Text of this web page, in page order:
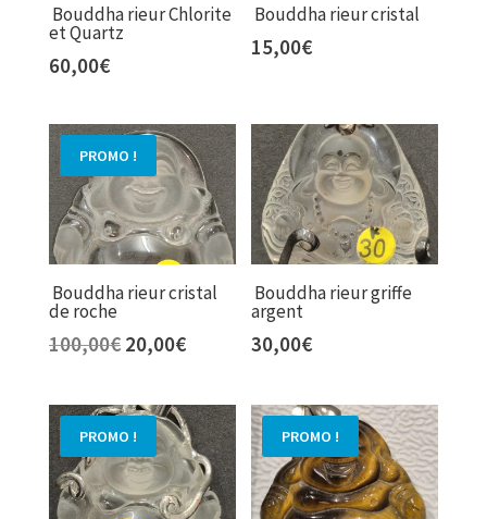
Bouddha rieur Chlorite
et Quartz
60,00€
Bouddha rieur cristal
15,00€
PROMO !
Bouddha rieur cristal
de roche
100,00€ Le
initial
était :
100,00€.
20,00€Le
actuel
est :
20,00€.
Bouddha rieur griffe
argent
30,00€
PROMO ! PROMO !